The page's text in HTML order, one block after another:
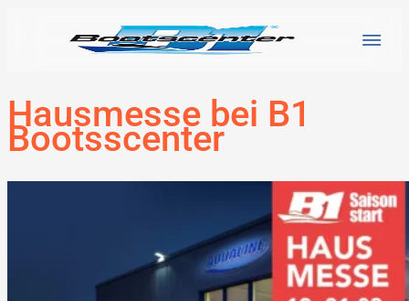
Hausmesse bei B1
Bootsscenter